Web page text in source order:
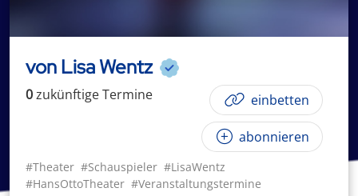
von Lisa Wentz
0zukünftigeTermine einbetten
abonnieren
#Theater #Schauspieler #LisaWentz
#HansOttoTheater #Veranstaltungstermine